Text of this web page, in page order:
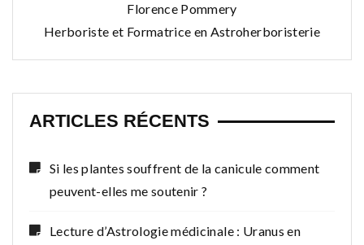
Florence Pommery
Herboriste et Formatrice en Astroherboristerie
ARTICLES RÉCENTS
Si les plantes souffrent de la canicule comment
peuvent-elles me soutenir ?
Lecture d’Astrologie médicinale : Uranus en